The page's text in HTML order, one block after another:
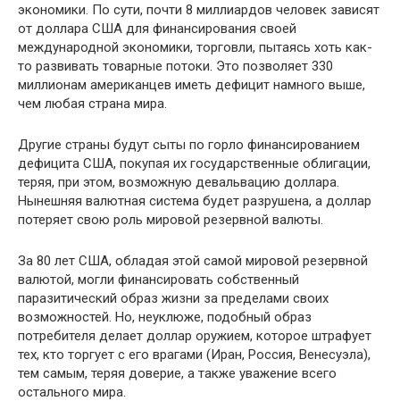
экономики. По сути, почти 8 миллиардов человек зависят
от доллара США для финансирования своей
международной экономики, торговли, пытаясь хоть как-
то развивать товарные потоки. Это позволяет 330
миллионам американцев иметь дефицит намного выше,
чем любая страна мира.
Другие страны будут сыты по горло финансированием
дефицита США, покупая их государственные облигации,
теряя, при этом, возможную девальвацию доллара.
Нынешняя валютная система будет разрушена, а доллар
потеряет свою роль мировой резервной валюты.
За 80 лет США, обладая этой самой мировой резервной
валютой, могли финансировать собственный
паразитический образ жизни за пределами своих
возможностей. Но, неуклюже, подобный образ
потребителя делает доллар оружием, которое штрафует
тех, кто торгует с его врагами (Иран, Россия, Венесуэла),
тем самым, теряя доверие, а также уважение всего
остального мира.